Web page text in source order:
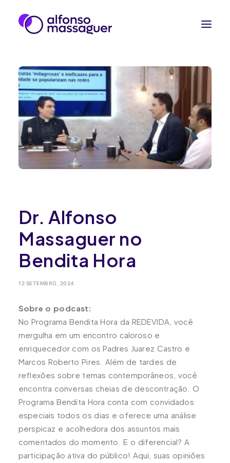
Reprodução humana
Na imprensa
Contato
Fale pelo WhatsApp
Dr. Alfonso
Massaguer no
Bendita Hora
12 SETEMBRO, 2024
Sobre o podcast:
No Programa Bendita Hora da REDEVIDA, você
mergulha em um encontro caloroso e
enriquecedor com os Padres Juarez Castro e
Marcos Roberto Pires. Além de tardes de
reflexões sobre temas contemporâneos, você
encontra conversas cheias de descontração. O
Programa Bendita Hora conta com convidados
especiais todos os dias e oferece uma análise
perspicaz e acolhedora dos assuntos mais
comentados do momento. E o diferencial? A
participação ativa do público! Aqui, suas opiniões